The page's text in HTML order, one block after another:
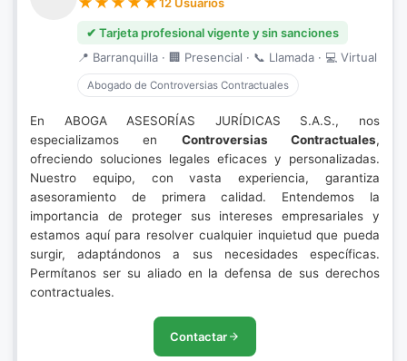
✔ Tarjeta profesional vigente y sin sanciones
📍 Barranquilla · 🏢 Presencial · 📞 Llamada · 💻 Virtual
Abogado de Controversias Contractuales
En ABOGA ASESORÍAS JURÍDICAS S.A.S., nos
especializamos en Controversias Contractuales,
ofreciendo soluciones legales eficaces y personalizadas.
Nuestro equipo, con vasta experiencia, garantiza
asesoramiento de primera calidad. Entendemos la
importancia de proteger sus intereses empresariales y
estamos aquí para resolver cualquier inquietud que pueda
surgir, adaptándonos a sus necesidades específicas.
Permítanos ser su aliado en la defensa de sus derechos
contractuales.
Contactar